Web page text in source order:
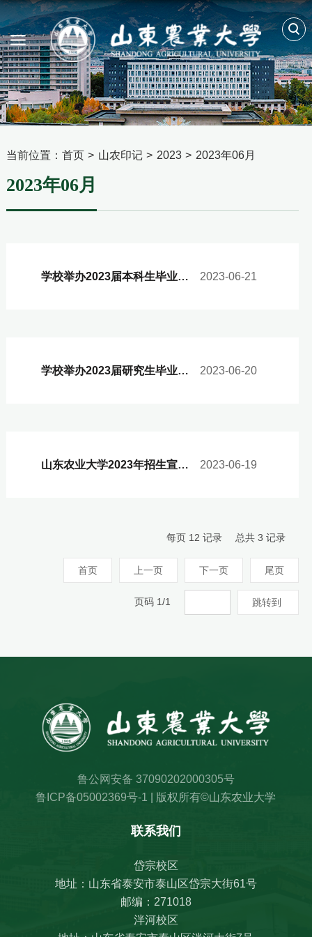
当前位置： 首页 > 山农印记 > 2023 > 2023年06月
2023年06月
学校举办2023届本科生毕业典礼 2023-06-21
学校举办2023届研究生毕业典礼 2023-06-20
山东农业大学2023年招生宣传片《火种》 2023-06-19
每页 12 记录 总共3 记录
首页 上一页 下一页 尾页
页码 1/1 跳转到
鲁公网安备 37090202000305号
鲁ICP备05002369号-1 | 版权所有©山东农业大学
联系我们
岱宗校区
地址：山东省泰安市泰山区岱宗大街61号
邮编：271018
泮河校区